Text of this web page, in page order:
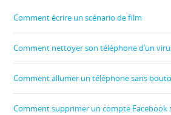
Comment écrire un scénario de film
Comment nettoyer son téléphone d’un
Comment allumer un téléphone sans
Comment supprimer un compte Facebook